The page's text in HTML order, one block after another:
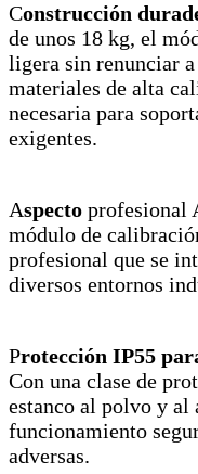
Construcción
de unos 18 kg, el
ligera sin renunciar
materiales de alta
necesaria para
exigentes.
Aspecto profesional
módulo de
profesional que se
diversos entornos
Protección IP55
Con una clase de
estanco al polvo y al
funcionamiento
adversas.